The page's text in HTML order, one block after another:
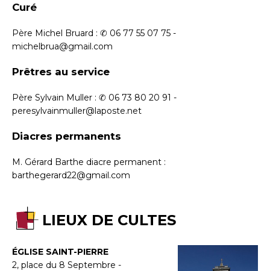
Curé
Père Michel Bruard : ✆ 06 77 55 07 75 -
michelbrua@gmail.com
Prêtres au service
Père Sylvain Muller : ✆ 06 73 80 20 91 -
peresylvainmuller@laposte.net
Diacres permanents
M. Gérard Barthe diacre permanent :
barthegerard22@gmail.com
LIEUX DE CULTES
ÉGLISE SAINT-PIERRE
2, place du 8 Septembre -